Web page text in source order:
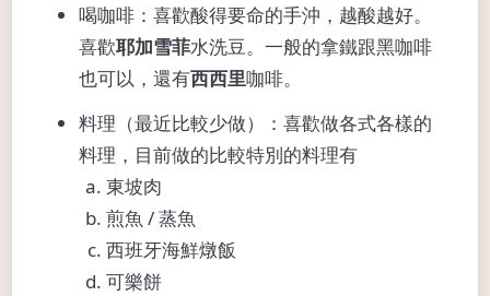
喝咖啡：喜歡酸得要命的手沖，越酸越好。
喜歡耶加雪菲水洗豆。一般的拿鐵跟黑咖啡
也可以，還有西西里咖啡。
料理（最近比較少做）：喜歡做各式各樣的
料理，目前做的比較特別的料理有
東坡肉
煎魚 / 蒸魚
西班牙海鮮燉飯
可樂餅